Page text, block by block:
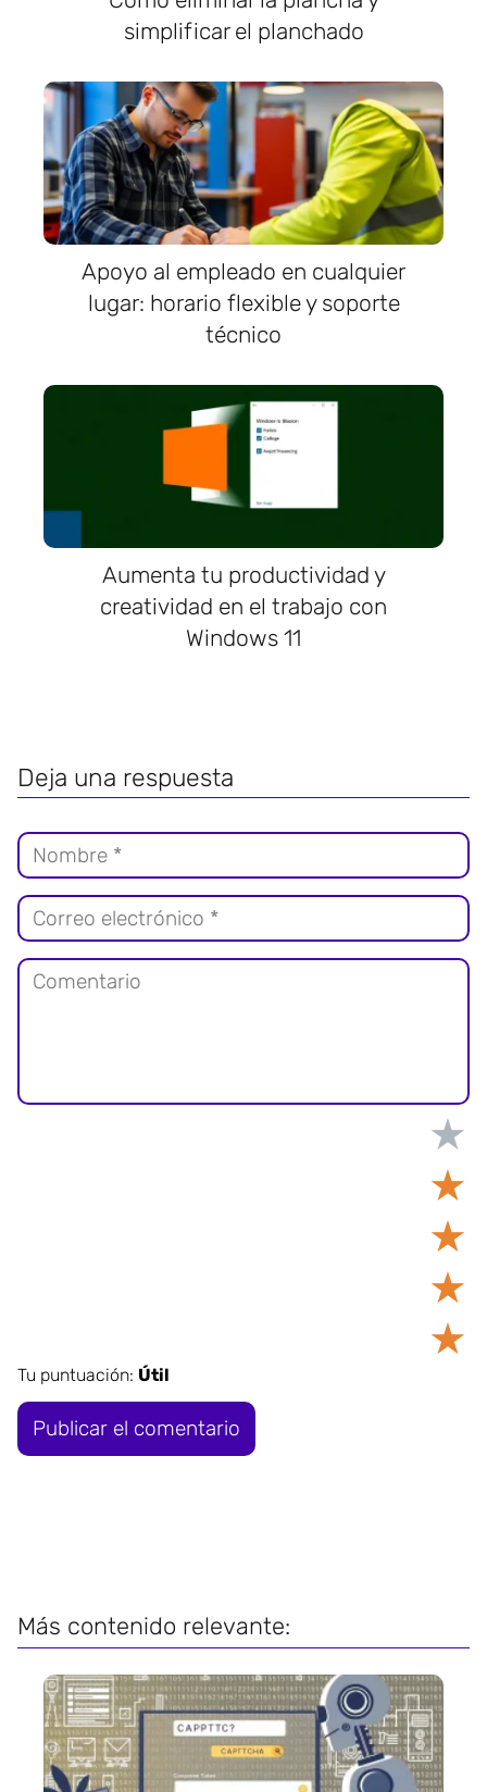
simplificar el planchado
Apoyo al empleado en cualquier
lugar: horario flexible y soporte
técnico
Aumenta tu productividad y
creatividad en el trabajo con
Windows 11
Deja una respuesta
★
★
★
★
★
Tu puntuación: Útil
Más contenido relevante: